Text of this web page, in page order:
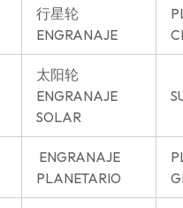
行星轮
ENGRANAJE
太阳轮
ENGRANAJE
SOLAR
ENGRANAJE
PLANETARIO